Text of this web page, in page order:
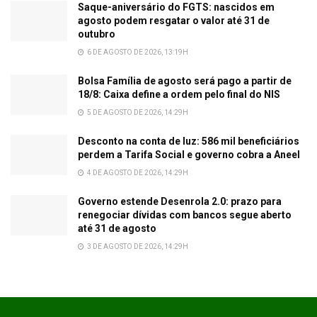
Saque-aniversário do FGTS: nascidos em
agosto podem resgatar o valor até 31 de
outubro
6 DE AGOSTO DE 2026, 13:19H
Bolsa Família de agosto será pago a partir de
18/8: Caixa define a ordem pelo final do NIS
5 DE AGOSTO DE 2026, 14:29H
Desconto na conta de luz: 586 mil beneficiários
perdem a Tarifa Social e governo cobra a Aneel
4 DE AGOSTO DE 2026, 14:29H
Governo estende Desenrola 2.0: prazo para
renegociar dívidas com bancos segue aberto
até 31 de agosto
3 DE AGOSTO DE 2026, 14:29H